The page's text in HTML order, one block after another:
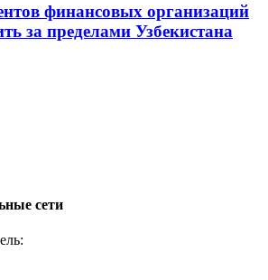
финансовых организаций
за пределами Узбекистана
сети